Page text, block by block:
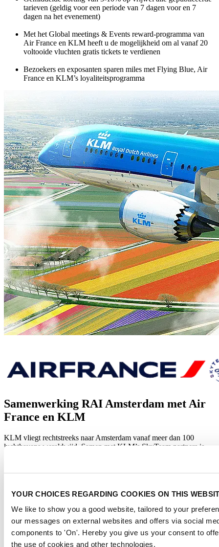
YOUR CHOICES REGARDING COOKIES ON THIS
We like to show you a good website, tailored to your
our messages on external websites and offers via social
components to 'On'. Hereby you give us your consent to
the use of cookies and other technologies.
tarieven (geldig voor een periode van 7 dagen voor en 7
dagen na het evenement)
Met het Global meetings & Events reward-programma van
Air France en KLM heeft u de mogelijkheid om al vanaf 20
voltooide vluchten gratis tickets te verdienen
Bezoekers en exposanten sparen miles met Flying Blue, Air
France en KLM’s loyaliteitsprogramma
Samenwerking RAI Amsterdam met Air
France en KLM
KLM vliegt rechtstreeks naar Amsterdam vanaf meer dan 100
luchthavens wereldwijd. Samen met KLM’s SkyTeam partners is
het ons weten , bekijk devideoover het reward-programma of begin
direct met deregistratie van uw evenement.
Een succesvol evenement begint met een prettige reis.
Wist u dat Air France/KLM de leider wil worden van een
duurzamere luchtvaartindustrie? Hun decarbonisatiestrategie is